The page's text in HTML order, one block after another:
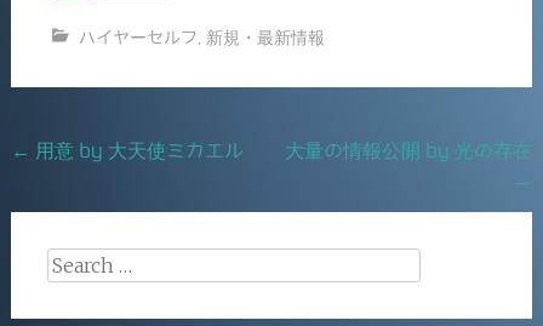
e
b
o
k
l
ハイヤーセルフ 新規・最新情報
Post
← 用意 by 大天使ミカエル
大量の情報公開 by 光の存在
→
Search